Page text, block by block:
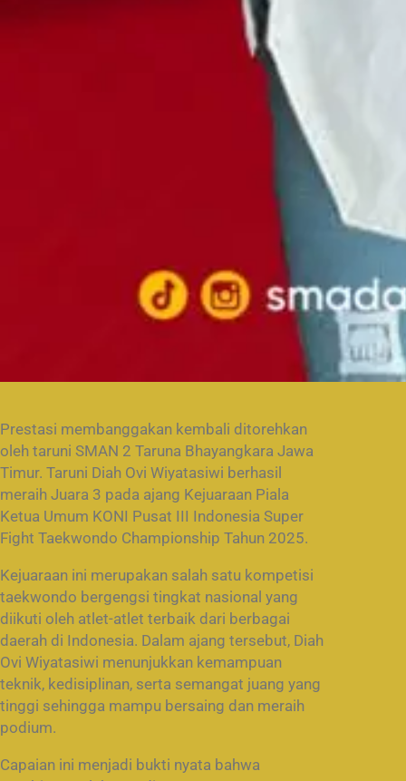
Prestasi membanggakan kembali ditorehkan
oleh taruni SMAN 2 Taruna Bhayangkara Jawa
Timur. Taruni Diah Ovi Wiyatasiwi berhasil
meraih Juara 3 pada ajang Kejuaraan Piala
Ketua Umum KONI Pusat III Indonesia Super
Fight Taekwondo Championship Tahun 2025.
Kejuaraan ini merupakan salah satu kompetisi
taekwondo bergengsi tingkat nasional yang
diikuti oleh atlet-atlet terbaik dari berbagai
daerah di Indonesia. Dalam ajang tersebut, Diah
Ovi Wiyatasiwi menunjukkan kemampuan
teknik, kedisiplinan, serta semangat juang yang
tinggi sehingga mampu bersaing dan meraih
podium.
Capaian ini menjadi bukti nyata bahwa